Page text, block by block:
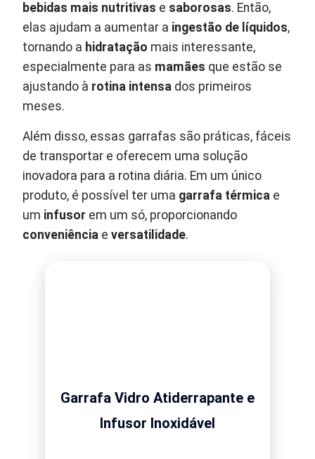
bebidas mais nutritivas e saborosas. Então,
elas ajudam a aumentar a ingestão de líquidos,
tornando a hidratação mais interessante,
especialmente para as mamães que estão se
ajustando à rotina intensa dos primeiros
meses.
Além disso, essas garrafas são práticas, fáceis
de transportar e oferecem uma solução
inovadora para a rotina diária. Em um único
produto, é possível ter uma garrafa térmica e
um infusor em um só, proporcionando
conveniência eversatilidade.
Garrafa Vidro Atiderrapante e
Infusor Inoxidável